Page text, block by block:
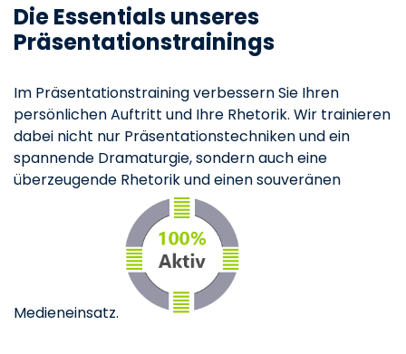
Die Essentials unseres
Präsentationstrainings
Im Präsentationstraining verbessern Sie Ihren
persönlichen Auftritt und Ihre Rhetorik. Wir trainieren
dabei nicht nur Präsentationstechniken und ein
spannende Dramaturgie, sondern auch eine
überzeugende Rhetorik und einen souveränen
Medieneinsatz.